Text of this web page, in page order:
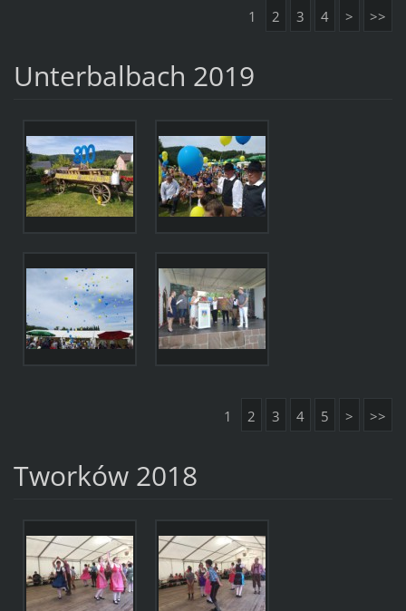
1 2 3 4 > >>
Unterbalbach 2019
1 2 3 4 5 > >>
Tworków 2018